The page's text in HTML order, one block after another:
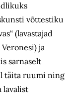
võttestiku
(lavastajad
ja
sarnaselt
täita ruumi ning
lavalist